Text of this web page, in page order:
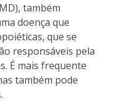
também
doença que
que se
responsáveis pela
É mais frequente
também pode